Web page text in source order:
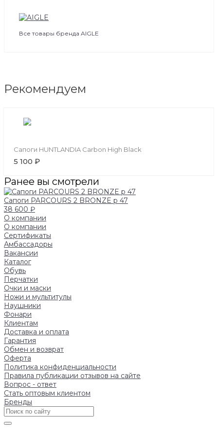
Все товары бренда AIGLE
Рекомендуем
Сапоги HUNTLANDIA Carbon High Black
5 100 ₽
Ранее вы смотрели
Сапоги PARCOURS 2 BRONZE р 47
38 600 ₽
О компании
О компании
Сертификаты
Амбассадоры
Вакансии
Каталог
Обувь
Перчатки
Очки и маски
Ножи и мультитулы
Наушники
Фонари
Клиентам
Доставка и оплата
Гарантия
Обмен и возврат
Оферта
Политика конфиденциальности
Правила публикации отзывов на сайте
Вопрос - ответ
Стать оптовым клиентом
Бренды